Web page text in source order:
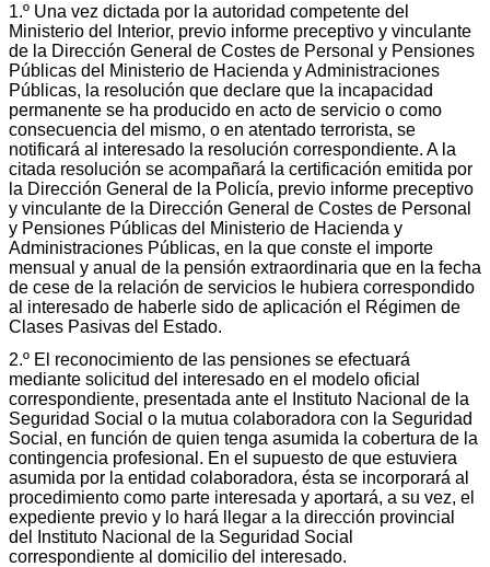
1.º Una vez dictada por la autoridad competente del
Ministerio del Interior, previo informe preceptivo y vinculante
de la Dirección General de Costes de Personal y Pensiones
Públicas del Ministerio de Hacienda y Administraciones
Públicas, la resolución que declare que la incapacidad
permanente se ha producido en acto de servicio o como
consecuencia del mismo, o en atentado terrorista, se
notificará al interesado la resolución correspondiente. A la
citada resolución se acompañará la certificación emitida por
la Dirección General de la Policía, previo informe preceptivo
y vinculante de la Dirección General de Costes de Personal
y Pensiones Públicas del Ministerio de Hacienda y
Administraciones Públicas, en la que conste el importe
mensual y anual de la pensión extraordinaria que en la fecha
de cese de la relación de servicios le hubiera correspondido
al interesado de haberle sido de aplicación el Régimen de
Clases Pasivas del Estado.
2.º El reconocimiento de las pensiones se efectuará
mediante solicitud del interesado en el modelo oficial
correspondiente, presentada ante el Instituto Nacional de la
Seguridad Social o la mutua colaboradora con la Seguridad
Social, en función de quien tenga asumida la cobertura de la
contingencia profesional. En el supuesto de que estuviera
asumida por la entidad colaboradora, ésta se incorporará al
procedimiento como parte interesada y aportará, a su vez, el
expediente previo y lo hará llegar a la dirección provincial
del Instituto Nacional de la Seguridad Social
correspondiente al domicilio del interesado.